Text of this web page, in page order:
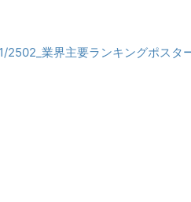
業界主要ランキングポスタ